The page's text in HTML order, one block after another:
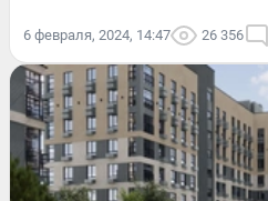
6 февраля, 2024, 14:47 26 356